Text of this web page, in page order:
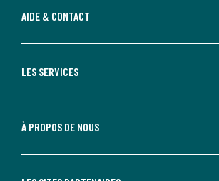
AIDE & CONTACT
LES SERVICES
À PROPOS DE NOUS